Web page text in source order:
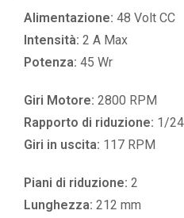
Alimentazione: 48 Volt CC
Intensità: 2 A Max
Potenza: 45 Wr
Giri Motore: 2800 RPM
Rapporto di riduzione: 1/24
Giri in uscita: 117 RPM
Piani di riduzione: 2
Lunghezza: 212 mm